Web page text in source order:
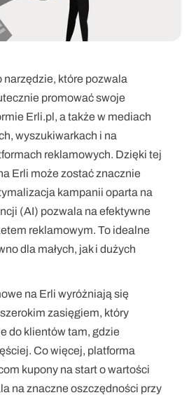
narzędzie, które pozwala
promować swoje
Erli.pl, a także w mediach
wyszukiwarkach i na
reklamowych. Dzięki tej
Erli może zostać znacznie
kampanii oparta na
(AI) pozwala na efektywne
reklamowym. To idealne
dla małych, jak i dużych
na Erli wyróżniają się
zasięgiem, który
do klientów tam, gdzie
Co więcej, platforma
kupony na start o wartości
na znaczne oszczędności przy